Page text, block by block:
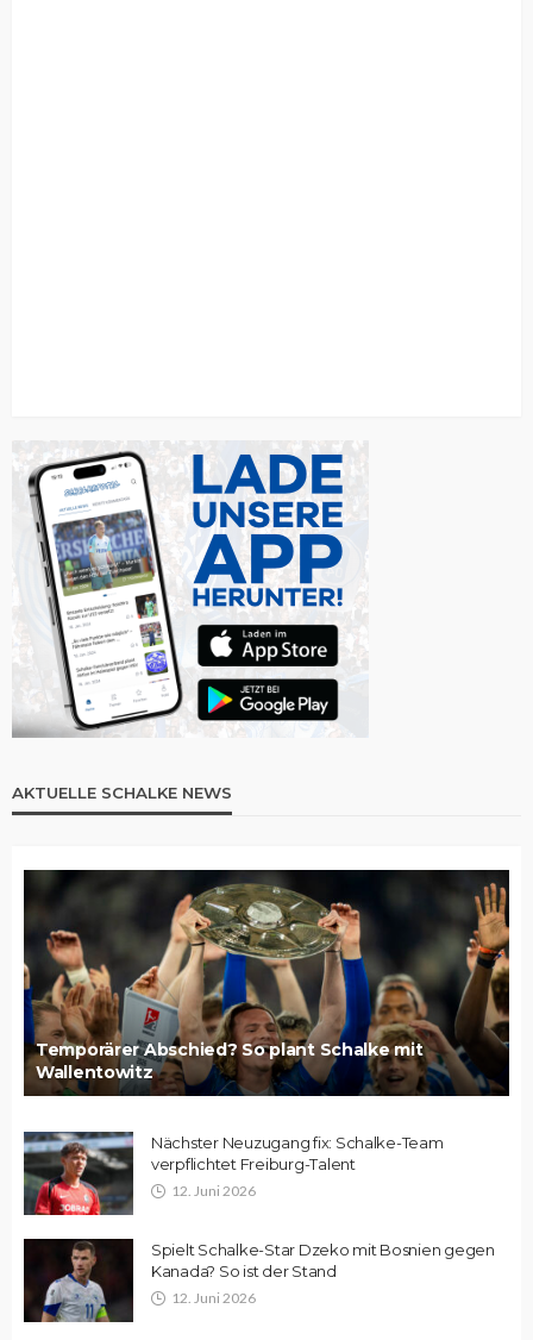
AKTUELLE SCHALKE NEWS
Temporärer Abschied? So plant Schalke mit
Wallentowitz
Nächster Neuzugang fix: Schalke-Team
verpflichtet Freiburg-Talent
12. Juni 2026
Spielt Schalke-Star Dzeko mit Bosnien gegen
Kanada? So ist der Stand
12. Juni 2026